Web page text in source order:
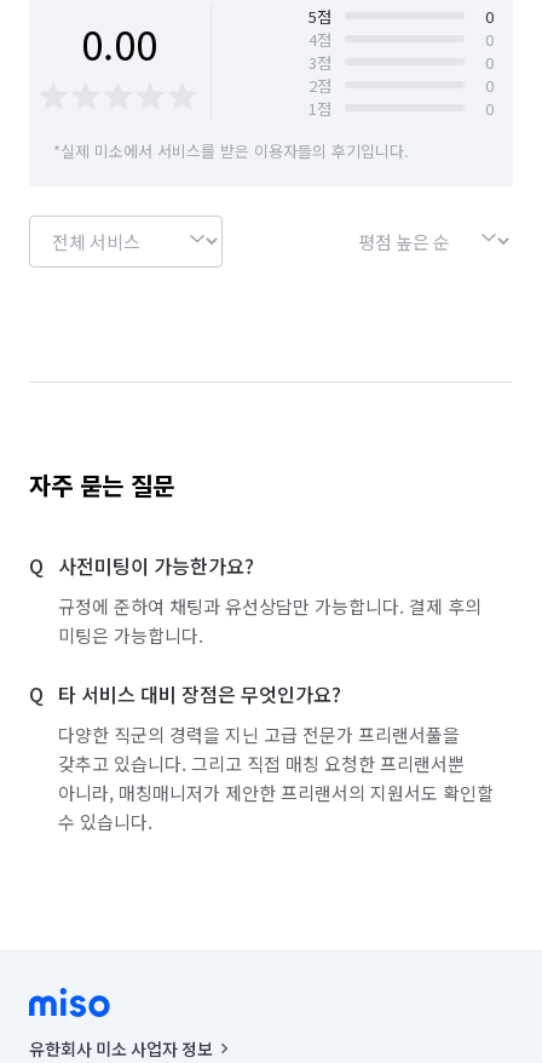
충북 청주시 흥덕구
경기 화성시 동탄구 경기 화성시 효행구
경기 화성시 병점구
0.00 5점
0
4점
0
3점
0
2점
0
1점
0
*실제 미소에서 서비스를 받은 이용자들의 후기입니다.
자주 묻는 질문
사전미팅이 가능한가요?
규정에 준하여 채팅과 유선상담만 가능합니다. 결제 후의
미팅은 가능합니다.
타 서비스 대비 장점은 무엇인가요?
다양한 직군의 경력을 지닌 고급 전문가 프리랜서풀을
갖추고 있습니다. 그리고 직접 매칭 요청한 프리랜서뿐
아니라, 매칭매니저가 제안한 프리랜서의 지원서도 확인할
수 있습니다.
유한회사 미소 사업자 정보